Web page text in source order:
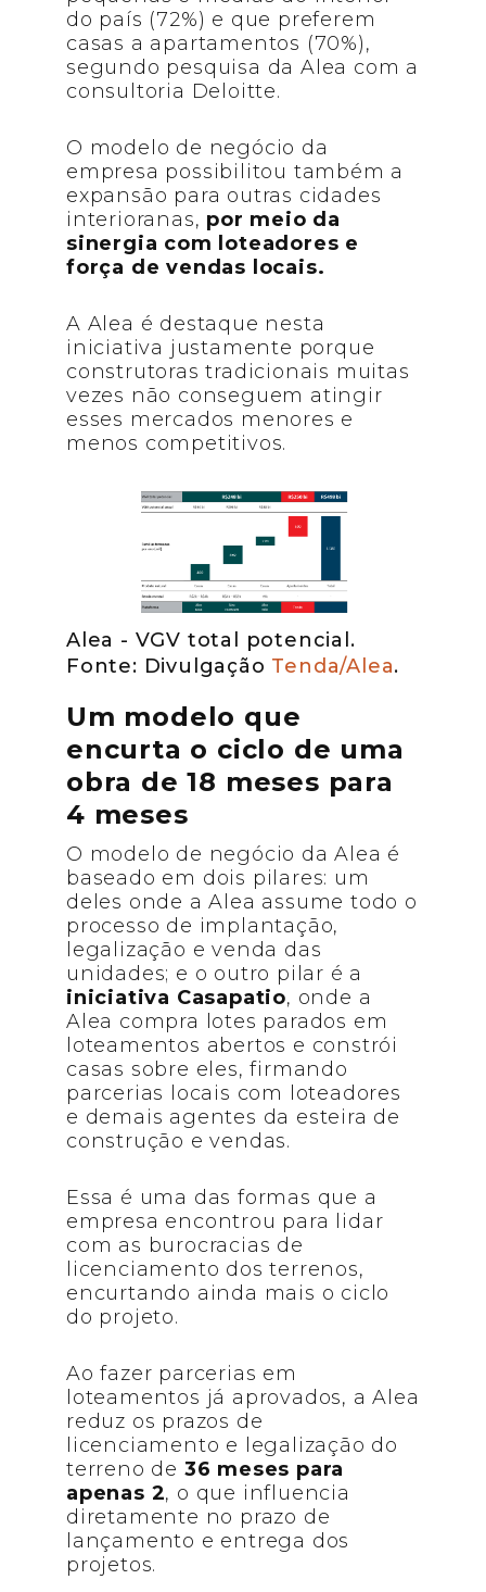
do país (72%) e que preferem
casas a apartamentos (70%),
segundo pesquisa da Alea com a
consultoria Deloitte.
O modelo de negócio da
empresa possibilitou também a
expansão para outras cidades
interioranas, por meio da
sinergia com loteadores e
força de vendas locais.
A Alea é destaque nesta
iniciativa justamente porque
construtoras tradicionais muitas
vezes não conseguem atingir
esses mercados menores e
menos competitivos.
Alea - VGV total potencial.
Fonte: Divulgação Tenda/Alea.
Um modelo que
encurta o ciclo de uma
obra de 18 meses para
4 meses
O modelo de negócio da Alea é
baseado em dois pilares: um
deles onde a Alea assume todo o
processo de implantação,
legalização e venda das
unidades; e o outro pilar é a
iniciativa Casapatio, onde a
Alea compra lotes parados em
loteamentos abertos e constrói
casas sobre eles, firmando
parcerias locais com loteadores
e demais agentes da esteira de
construção e vendas.
Essa é uma das formas que a
empresa encontrou para lidar
com as burocracias de
licenciamento dos terrenos,
encurtando ainda mais o ciclo
do projeto.
Ao fazer parcerias em
loteamentos já aprovados, a Alea
reduz os prazos de
licenciamento e legalização do
terreno de 36 meses para
apenas 2, o que influencia
diretamente no prazo de
lançamento e entrega dos
projetos.